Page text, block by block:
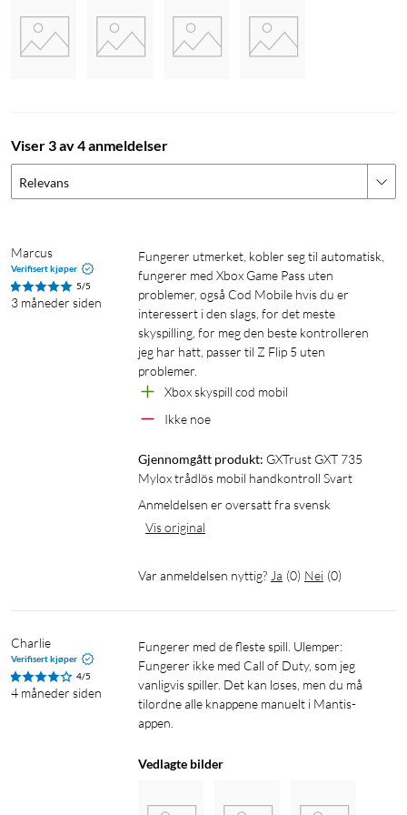
spillopplevelsen mer intens. Den fleksible holderen passer de
fleste mobilstørrelser.
påfyll, lader du raskt med den medfølgende USB-C-kabelen.
Resultatet er en mobil håndkontroller som er klar når du er
det.
Mylox fungerer med mange mobilspill som støtter
håndkontroller, samt moderne cloud gaming-tjenester. Spill
som Call of Duty Mobile, Fortnite, Minecraft, Asphalt-serien
og deler av Roblox fungerer utmerket og blir enda bedre med
ekte knapper. Håndkontrolleren er også testet med Xbox
Cloud Gaming, Nvidia GeForce Now, Amazon Luna, Steam
Link, Xbox Remote Play, PlayStation Remote Play (iOS),
Moonlight, Netflix Games og Apple Arcade. Det gir deg
Mål (HxBxD): 46x185x106 mm
Vekt: 220 g
Kompatibilitet og tilkobling
Kompatible enheter: Smartphone 95–170 mm lang (inkl.
mobiletui), iOS eller Android
Nvidia GeForce Now, Amazon Luna, Steam Link, Xbox Remote
Viser 3 av 4 anmeldelser
Relevans
Marcus
Verifisert kjøper
5/5
3 måneder siden
Fungerer utmerket, kobler seg til automatisk,
fungerer med Xbox Game Pass uten
problemer, også Cod Mobile hvis du er
interessert i den slags, for det meste
skyspilling, for meg den beste kontrolleren
jeg har hatt, passer til Z Flip 5 uten
problemer.
Xbox skyspill cod mobil
Ikke noe
Gjennomgått produkt: GXTrust GXT 735
Mylox trådlös mobil handkontroll Svart
Anmeldelsen er oversatt fra svensk
Vis original
Var anmeldelsen nyttig? Ja (0) Nei (0)
Charlie
Verifisert kjøper
4/5
4 måneder siden
Fungerer med de fleste spill. Ulemper:
Fungerer ikke med Call of Duty, som jeg
vanligvis spiller. Det kan løses, men du må
tilordne alle knappene manuelt i Mantis-
appen.
Vedlagte bilder